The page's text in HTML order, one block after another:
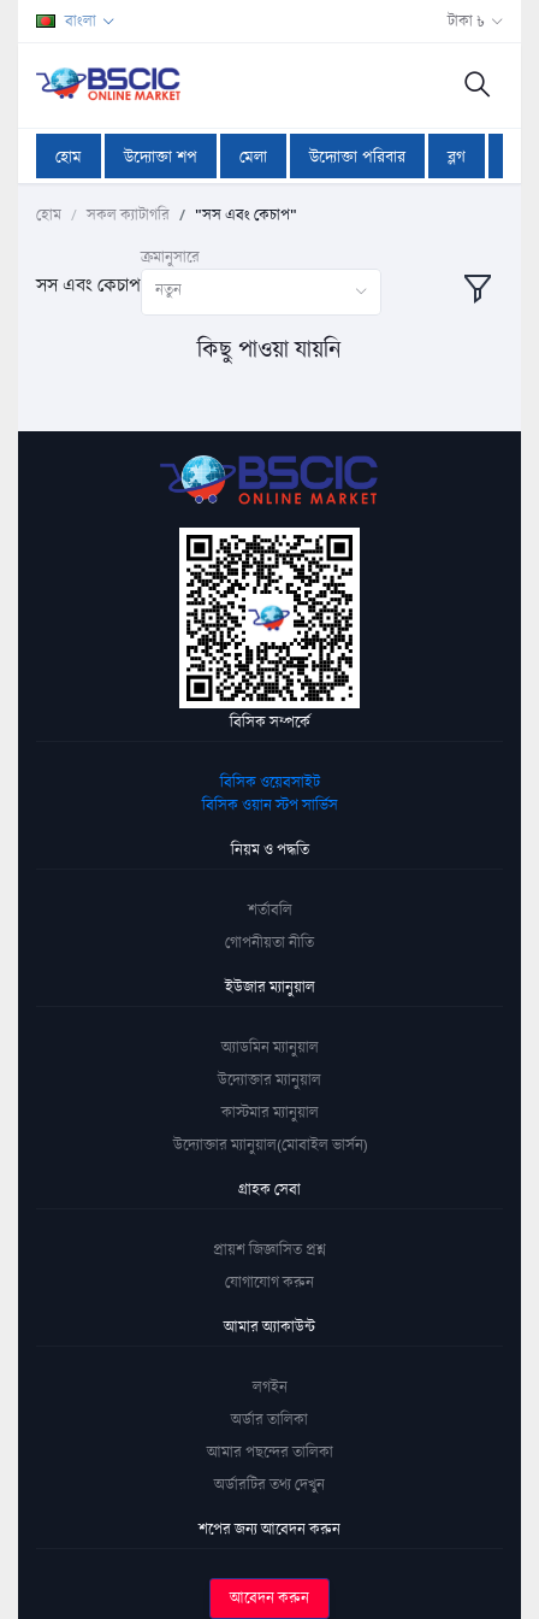
বাংলা টাকা ৳
হোম উদ্যোক্তা শপ মেলা উদ্যোক্তা পরিবার ব্লগ
হোম সকল ক্যাটাগরি "সস এবং কেচাপ"
সস এবং কেচাপ
ক্রমানুসারে
নতুন
কিছু পাওয়া যায়নি
বিসিক সম্পর্কে
বিসিক ওয়েবসাইট
বিসিক ওয়ান স্টপ সার্ভিস
নিয়ম ও পদ্ধতি
শর্তাবলি
গোপনীয়তা নীতি
ইউজার ম্যানুয়াল
অ্যাডমিন ম্যানুয়াল
উদ্যোক্তার ম্যানুয়াল
কাস্টমার ম্যানুয়াল
উদ্যোক্তার ম্যানুয়াল(মোবাইল ভার্সন)
গ্রাহক সেবা
প্রায়শ জিজ্ঞাসিত প্রশ্ন
যোগাযোগ করুন
আমার অ্যাকাউন্ট
লগইন
অর্ডার তালিকা
আমার পছন্দের তালিকা
অর্ডারটির তথ্য দেখুন
শপের জন্য আবেদন করুন
আবেদন করুন